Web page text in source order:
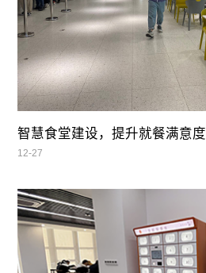
智慧食堂建设，提升就餐满意
12-27